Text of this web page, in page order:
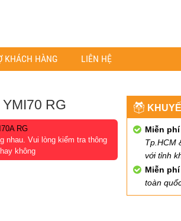
KHÁCH HÀNG LIÊN HỆ
YMI70 RG
RG
nhau. Vui lòng kiểm tra thông
không
Miễn
Tp.HCM
với tỉnh
Miễn
toàn